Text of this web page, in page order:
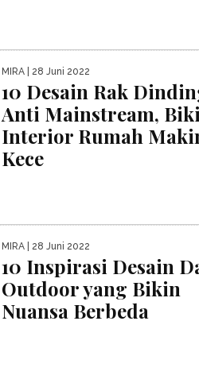
MIRA | 28 Juni 2022
10 Desain Rak
Anti Mainstream,
Interior Rumah
Kece
MIRA | 28 Juni 2022
10 Inspirasi Desain
Outdoor yang Bikin
Nuansa Berbeda